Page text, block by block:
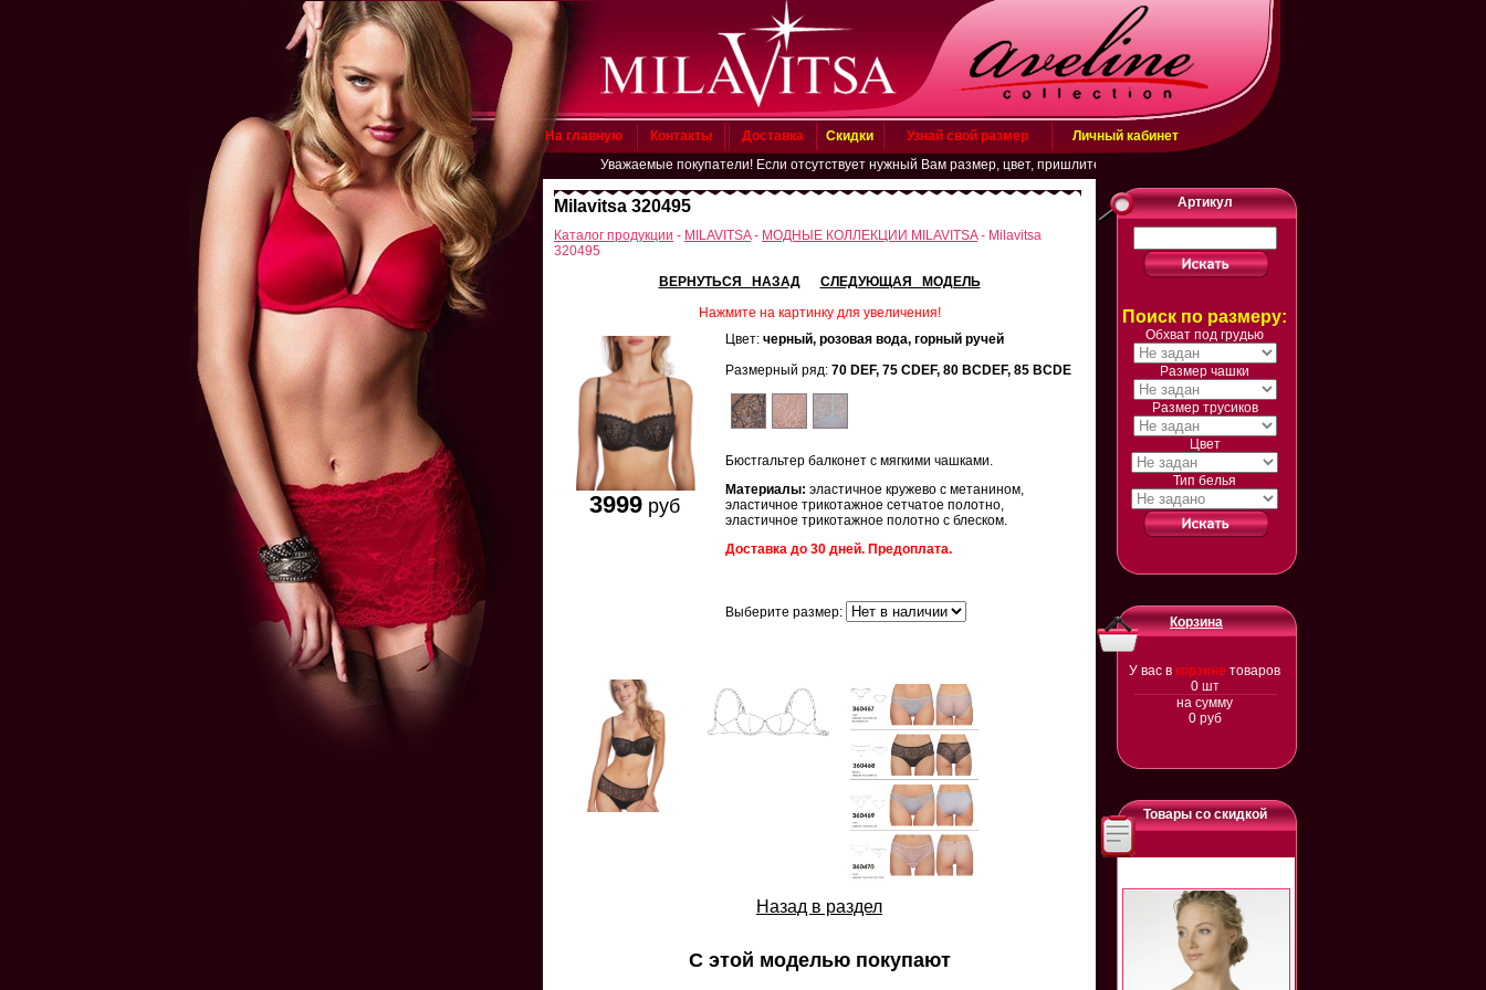
На главную Контакты Доставка Скидки Узнай свой размер
Личный кабинет
Уважаемые покупатели! Если отсутствует нужный Вам размер, цвет, пришлите заявку на эл. почту belarusachka@inbox.ru или в WhatsApp
Milavitsa 320495
Каталог продукции - MILAVITSA- МОДНЫЕ КОЛЛЕКЦИИ MILAVITSA- Milavitsa
320495
ВЕРНУТЬСЯ НАЗАД
СЛЕДУЮЩАЯ МОДЕЛЬ
Нажмите на картинку для увеличения!
3999руб
Цвет: черный, розовая вода, горный ручей
Размерный ряд: 70 DEF, 75 CDEF, 80 BCDEF, 85 BCDE
Бюстгальтер балконет с мягкими чашками.
Материалы: эластичное кружево с метанином,
эластичное трикотажное сетчатое полотно,
эластичное трикотажное полотно с блеском.
Доставка до 30 дней. Предоплата.
Выберите размер:
Назад в раздел
С этой моделью покупают
Артикул
Поиск по размеру:
Обхват под грудью
Размер чашки
Размер трусиков
Цвет
Тип белья
Корзина
У вас в корзине товаров
0 шт
на сумму
0 руб
Товары со скидкой